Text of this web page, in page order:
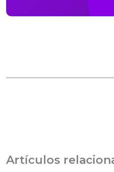
Artículos